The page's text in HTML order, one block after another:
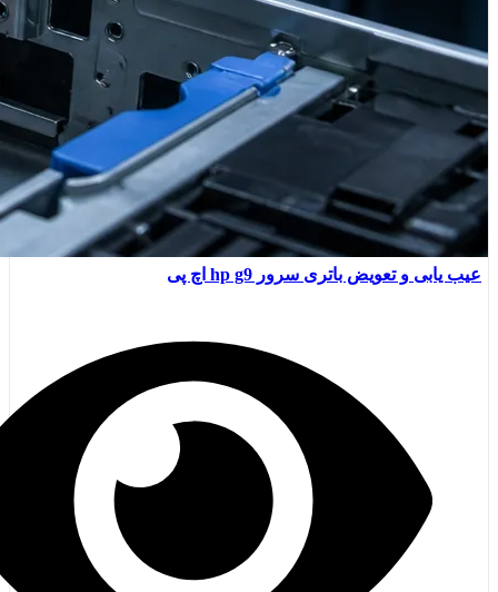
عیب یابی و تعویض باتری سرور hp g9 اچ پی